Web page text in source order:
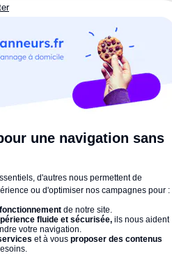
France ? Vous prévoyez